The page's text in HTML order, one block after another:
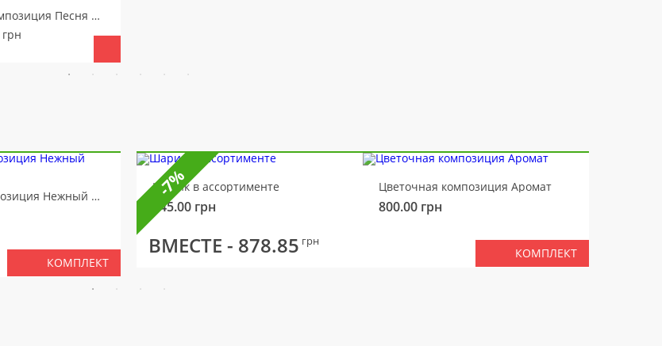
Цветочная композиция Песня весны
грн
Цветочная композиция Нежный мотив
КОМПЛЕКТ
Шарик в ассортименте
145.00 грн
Цветочная композиция Аромат
800.00 грн
ВМЕСТЕ - 878.85 грн
КОМПЛЕКТ
-7%